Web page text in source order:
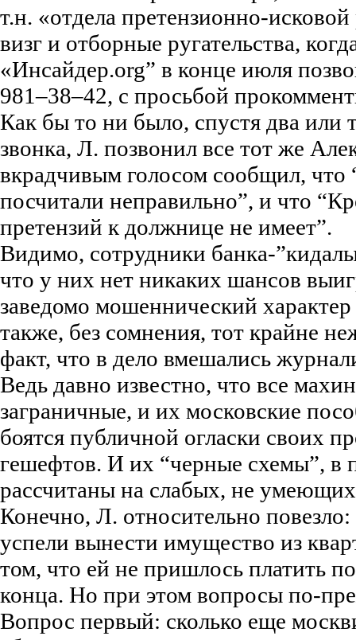
т.н. «отдела претензионно-
визг и отборные ругательства,
«Инсайдер.org” в конце июля
981–38–42, с просьбой
Как бы то ни было, спустя два или
звонка, Л. позвонил все тот же
вкрадчивым голосом сообщил,
посчитали неправильно”, и что
претензий к должнице не имеет”.
Видимо, сотрудники банка-
что у них нет никаких шансов
заведомо мошеннический
также, без сомнения, тот крайне
факт, что в дело вмешались
Ведь давно известно, что все
заграничные, и их московские
боятся публичной огласки своих
гешефтов. И их “черные схемы”, в
рассчитаны на слабых, не
Конечно, Л. относительно повезло:
успели вынести имущество из
том, что ей не пришлось платить
конца. Но при этом вопросы по-
Вопрос первый: сколько еще